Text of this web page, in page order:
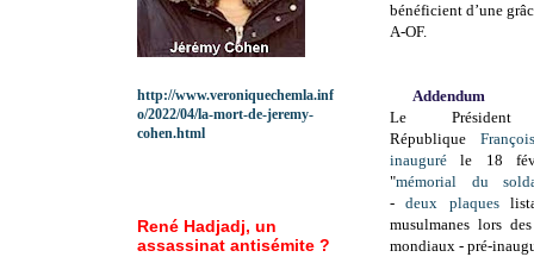
bénéficient d’une
A-OF.
Addendum
Le
République
inauguré le 18
"mémorial du
-deux plaques
musulmanes lors
mondiaux - pré-
http://www.veroniquechemla.inf
o/2022/04/la-mort-de-jeremy-
cohen.html
René Hadjadj, un
assassinat antisémite ?